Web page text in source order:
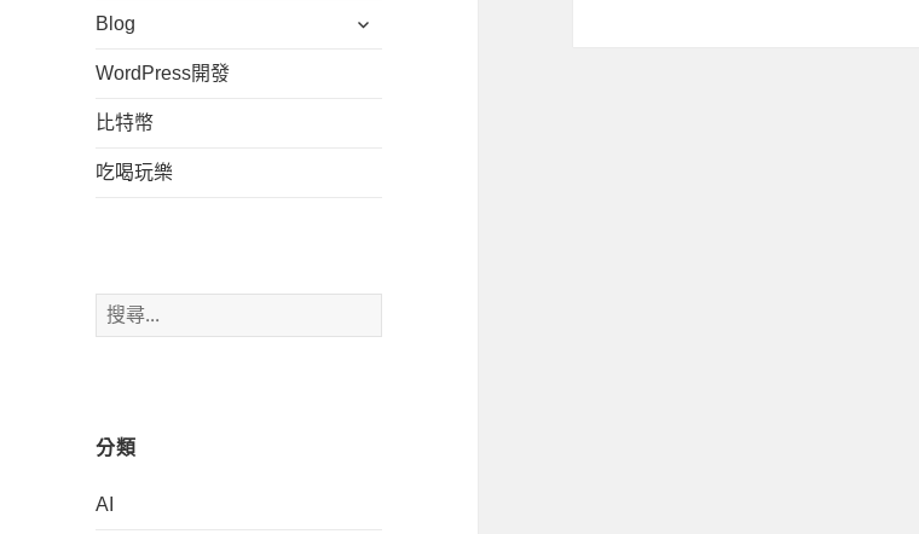
單
Blog
展
WordPress開發
比特幣
吃喝玩樂
搜
尋
分類
AI